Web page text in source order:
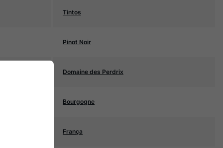
Tintos
Pinot Noir
Domaine des Perdrix
Bourgogne
França